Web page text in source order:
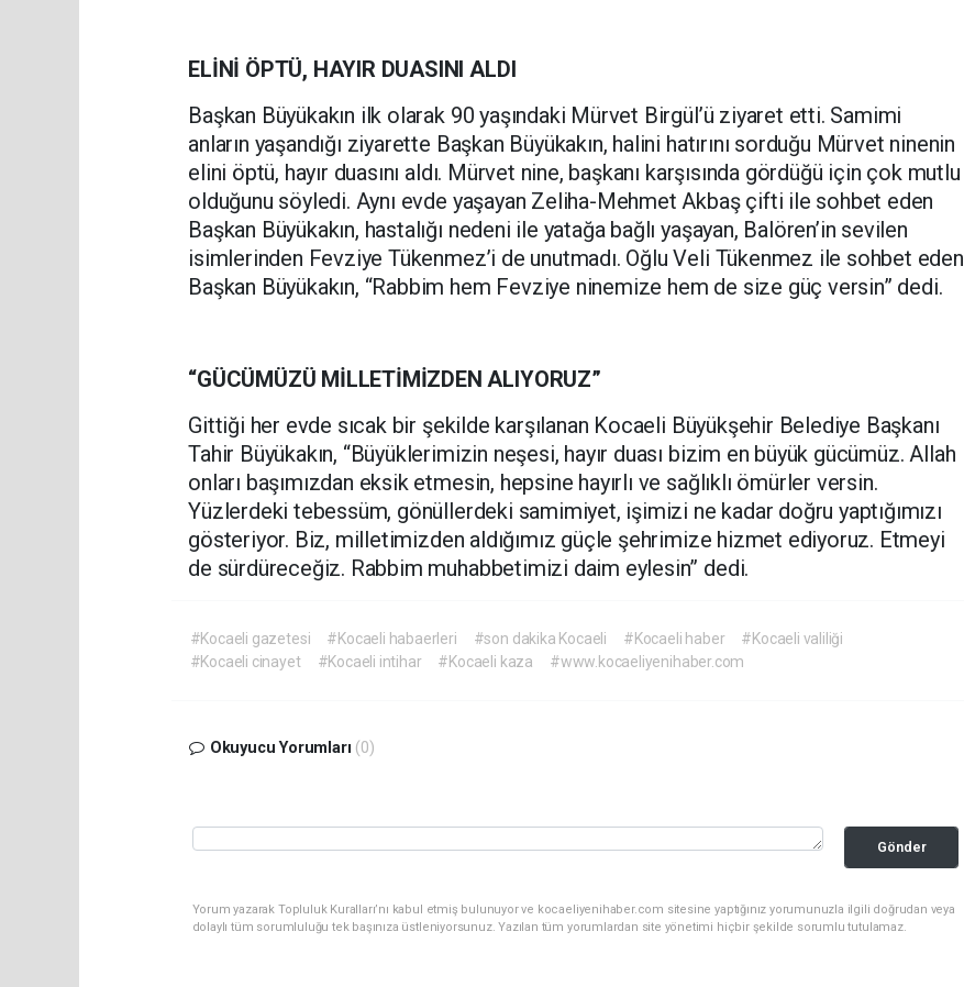
ELİNİ ÖPTÜ, HAYIR DUASINI ALDI
Başkan Büyükakın ilk olarak 90 yaşındaki Mürvet Birgül’ü ziyaret etti. Samimi
anların yaşandığı ziyarette Başkan Büyükakın, halini hatırını sorduğu Mürvet ninenin
elini öptü, hayır duasını aldı. Mürvet nine, başkanı karşısında gördüğü için çok mutlu
olduğunu söyledi. Aynı evde yaşayan Zeliha-Mehmet Akbaş çifti ile sohbet eden
Başkan Büyükakın, hastalığı nedeni ile yatağa bağlı yaşayan, Balören’in sevilen
isimlerinden Fevziye Tükenmez’i de unutmadı. Oğlu Veli Tükenmez ile sohbet eden
Başkan Büyükakın, “Rabbim hem Fevziye ninemize hem de size güç versin” dedi.
“GÜCÜMÜZÜ MİLLETİMİZDEN ALIYORUZ”
Gittiği her evde sıcak bir şekilde karşılanan Kocaeli Büyükşehir Belediye Başkanı
Tahir Büyükakın, “Büyüklerimizin neşesi, hayır duası bizim en büyük gücümüz. Allah
onları başımızdan eksik etmesin, hepsine hayırlı ve sağlıklı ömürler versin.
Yüzlerdeki tebessüm, gönüllerdeki samimiyet, işimizi ne kadar doğru yaptığımızı
gösteriyor. Biz, milletimizden aldığımız güçle şehrimize hizmet ediyoruz. Etmeyi
de sürdüreceğiz. Rabbim muhabbetimizi daim eylesin” dedi.
#Kocaeli gazetesi #Kocaeli habaerleri #son dakika Kocaeli #Kocaeli haber
#Kocaeli valiliği
#Kocaeli cinayet
#Kocaeli intihar #Kocaeli kaza #www.kocaeliyenihaber.com
Okuyucu Yorumları (0)
Gönder
Yorum yazarak Topluluk Kuralları’nı kabul etmiş bulunuyor ve kocaeliyenihaber.com sitesine yaptığınız yorumunuzla ilgili doğrudan veya
dolaylı tüm sorumluluğu tek başınıza üstleniyorsunuz. Yazılan tüm yorumlardan site yönetimi hiçbir şekilde sorumlu tutulamaz.